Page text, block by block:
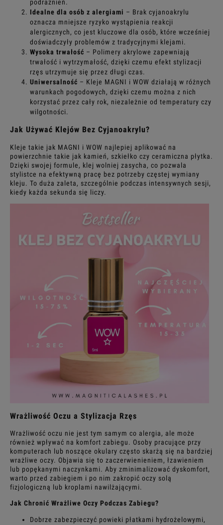
podrażnień.
Idealne dla osób z alergiami – Brak cyjanoakrylu
oznacza mniejsze ryzyko wystąpienia reakcji
alergicznych, co jest kluczowe dla osób, które wcześniej
doświadczyły problemów z tradycyjnymi klejami.
Wysoka trwałość – Polimery akrylowe zapewniają
trwałość i wytrzymałość, dzięki czemu efekt stylizacji
rzęs utrzymuje się przez długi czas.
Uniwersalność – Kleje MAGNI i WOW działają w różnych
warunkach pogodowych, dzięki czemu można z nich
korzystać przez cały rok, niezależnie od temperatury czy
wilgotności.
Jak Używać Klejów Bez Cyjanoakrylu?
Kleje takie jak MAGNI i WOW najlepiej aplikować na
powierzchnie takie jak kamień, szkiełko czy ceramiczna płytka.
Dzięki swojej formule, klej wolniej zasycha, co pozwala
stylistce na efektywną pracę bez potrzeby częstej wymiany
kleju. To duża zaleta, szczególnie podczas intensywnych sesji,
kiedy każda sekunda się liczy.
Wrażliwość Oczu a Stylizacja Rzęs
Wrażliwość oczu nie jest tym samym co alergia, ale może
również wpływać na komfort zabiegu. Osoby pracujące przy
komputerach lub noszące okulary często skarżą się na bardziej
wrażliwe oczy. Objawia się to zaczerwienieniem, łzawieniem
lub popękanymi naczynkami. Aby zminimalizować dyskomfort,
warto przed zabiegiem i po nim zakropić oczy solą
fizjologiczną lub kroplami nawilżającymi.
Jak Chronić Wrażliwe Oczy Podczas Zabiegu?
Dobrze zabezpieczyć powieki płatkami hydrożelowymi,